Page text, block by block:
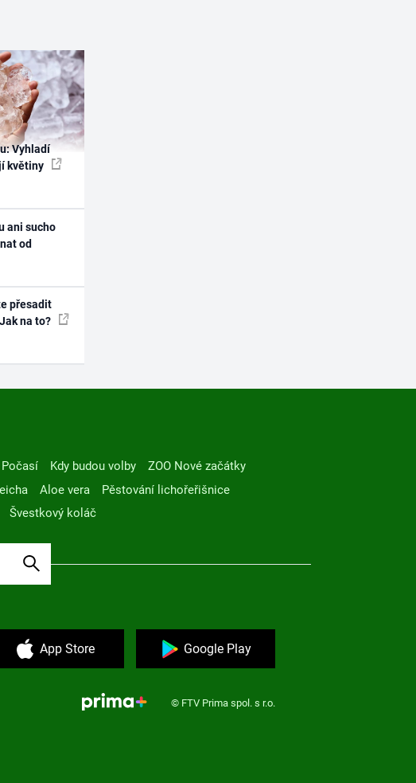
Vyhladí
květiny
ani sucho
od
přesadit
na to?
Počasí Kdy budou volby
ZOO Nové začátky
Aloe vera
Pěstování lichořeřišnice
Švestkový koláč
App Store Google Play
© FTV Prima spol. s r.o.